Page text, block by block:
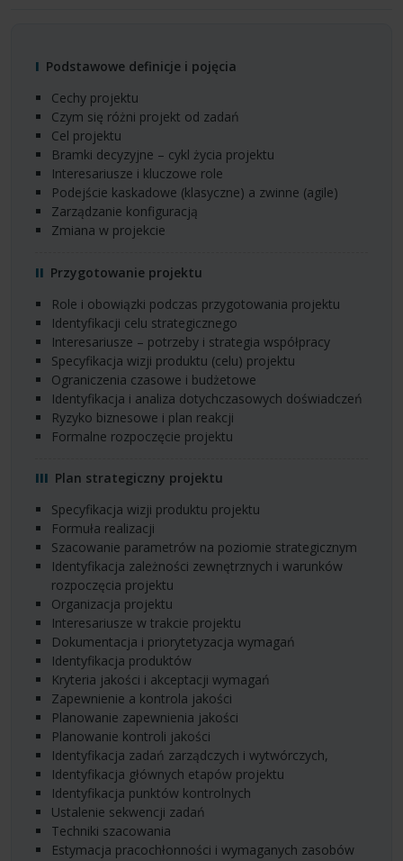
Podstawowe definicje i pojęcia
cechy projektu
czym się różni projekt od zadań
cel projektu
bramki decyzyjne – cykl życia projektu
interesariusze i kluczowe role
podejście kaskadowe (klasyczne) a zwinne (agile)
zarządzanie konfiguracją
zmiana w projekcie
Przygotowanie projektu
role i obowiązki podczas przygotowania projektu
identyfikacji celu strategicznego
interesariusze – potrzeby i strategia współpracy
specyfikacja wizji produktu (celu) projektu
ograniczenia czasowe i budżetowe
identyfikacja i analiza dotychczasowych doświadczeń
ryzyko biznesowe i plan reakcji
formalne rozpoczęcie projektu
Plan strategiczny projektu
specyfikacja wizji produktu projektu
formuła realizacji
szacowanie parametrów na poziomie strategicznym
identyfikacja zależności zewnętrznych i warunków
rozpoczęcia projektu
organizacja projektu
interesariusze w trakcie projektu
dokumentacja i priorytetyzacja wymagań
identyfikacja produktów
kryteria jakości i akceptacji wymagań
zapewnienie a kontrola jakości
planowanie zapewnienia jakości
planowanie kontroli jakości
identyfikacja zadań zarządczych i wytwórczych,
identyfikacja głównych etapów projektu
identyfikacja punktów kontrolnych
ustalenie sekwencji zadań
techniki szacowania
estymacja pracochłonności i wymaganych zasobów